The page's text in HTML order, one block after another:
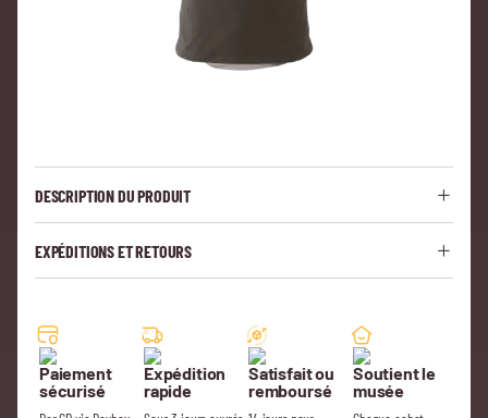
DESCRIPTION DU PRODUIT
EXPÉDITIONS ET RETOURS
Paiement
sécurisé
Expédition
rapide
Satisfait ou
remboursé
Soutient le
musée